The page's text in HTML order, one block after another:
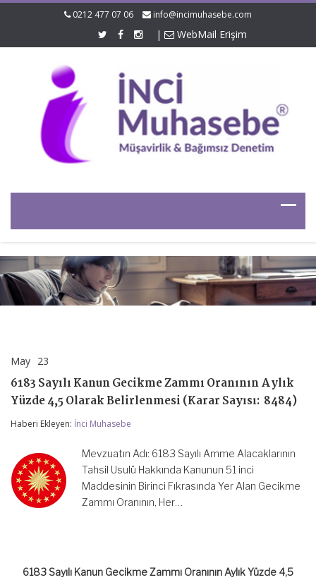
0212 477 07 06 info@incimuhasebe.com
| WebMail Erişim
May 23
Kanun
Gecikme
Oranının
Olarak
Belirlenmesi
(Karar
Sayısı:
6183 Sayılı Kanun Gecikme Zammı Oranının Aylık
Yüzde 4,5 Olarak Belirlenmesi (Karar Sayısı: 8484)
Haberi Ekleyen: İnci Muhasebe
Mevzuatın Adı: 6183 Sayılı Amme Alacaklarının
Tahsil Usulü Hakkında Kanunun 51 inci
Maddesinin Birinci Fıkrasında Yer Alan Gecikme
Zammı Oranının, Her…
6183 Sayılı Kanun Gecikme Zammı Oranının Aylık Yüzde 4,5